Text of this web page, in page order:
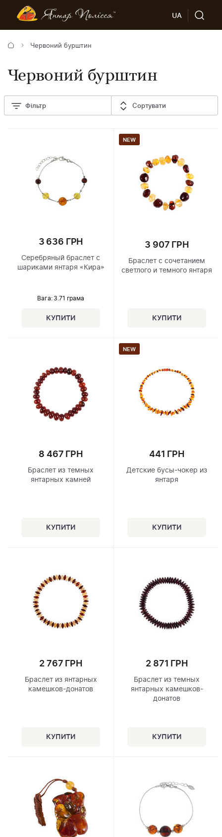
UA
Червоний бурштин
Червоний бурштин
Фільтр Сортувати
3 636 ГРН
Серебряный браслет с
шариками янтаря «Кира»
Вага: 3.71 грама
NEW
3 907 ГРН
Браслет с сочетанием
светлого и темного янтаря
8 467 ГРН
Браслет из темных
янтарных камней
NEW
441 ГРН
Детские бусы-чокер из
янтаря
2 767 ГРН
Браслет из янтарных
камешков-донатов
2 871 ГРН
Браслет из темных
янтарных камешков-
донатов